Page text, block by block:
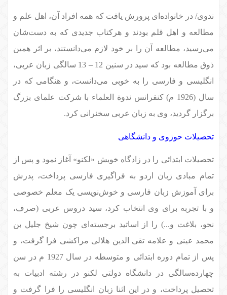
ندوی/ در خانواده‌ای پرورش یافت که همه افراد آن، اهل علم و
مطالعه و اهل قلم بودند و هرکتاب جدیدی که به دست‌شان
می‌رسید، مطالعه آن را بر خود لازم می‌دانستند، بر اثر همین
ذوق مطالعه بود که سید در سنین 12 – 13 سالگی زبان عربی،
انگلیسی و فارسی را به خوبی می‌دانست، و هنگامی که در
سال (1926 م) کنفرانس ندوة العلماء با شرکت علمای بزرگ
برگزار گردید، وی به زبان عربی سخنرانی کرد.
تحصیلات حوزوی و دانشگاهی
تحصیلات ابتدائی را در زادگاه خویش «لکنو» آغاز نمود و پس از
تمام مبادی زبان اردو به فراگیری فارسی پرداخت، پدرش
برای آموزش زبان فارسی و خوش‌نویسی یک معلم خصوصی
و با تجربه برای وی انتخاب کرد، سید دروس عربی (صرف،
نحو، بلاغت و...) را از اساتید برجسته‌ای چون شیخ جلیل بن
محمد عینی و علامه تقی الدین هلالی مراکشی فرا گرفت، و
پس از تمام دوره ابتدائی و متوسطه در سال 1927 م در سن
چهارده‌سالگی در دانشگاه دولتی لکنو در رشته ادبیات به
تحصیل پرداخت، و در این اثنا زبان انگلیسی را فرا گرفت و